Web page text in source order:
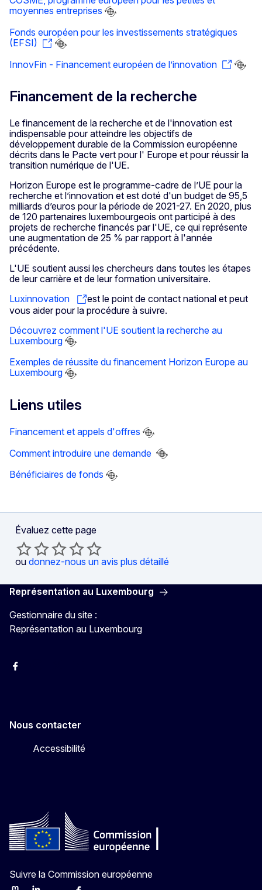
moyennes entreprises
Fonds européen pour les investissements stratégiques
(EFSI)
InnovFin - Financement européen de l’innovation
Financement de la recherche
Le financement de la recherche et de l'innovation est
indispensable pour atteindre les objectifs de
développement durable de la Commission européenne
décrits dans le Pacte vert pour l' Europe et pour réussir la
transition numérique de l'UE.
Horizon Europe est le programme-cadre de l’UE pour la
recherche et l’innovation et est doté d'un budget de 95,5
milliards d’euros pour la période de 2021-27. En 2020, plus
de 120 partenaires luxembourgeois ont participé à des
projets de recherche financés par l'UE, ce qui représente
une augmentation de 25 % par rapport à l'année
précédente.
L'UE soutient aussi les chercheurs dans toutes les étapes
de leur carrière et de leur formation universitaire.
Luxinnovation
est le point de contact national et peut
vous aider pour la procédure à suivre.
Découvrez comment l'UE soutient la recherche au
Luxembourg
Exemples de réussite du financement Horizon Europe au
Luxembourg
Liens utiles
Financement et appels d'offres
Comment introduire une demande
Bénéficiaires de fonds
Évaluez cette page
ou donnez-nous un avis plus détaillé
Représentation au Luxembourg
Gestionnaire du site :
Représentation au Luxembourg
Facebook
Nous contacter
Accessibilité
Suivre la Commission européenne